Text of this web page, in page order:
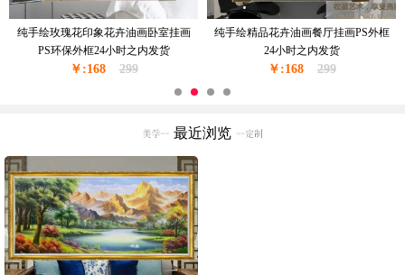
纯手绘玫瑰花印象花卉油画卧室挂画
PS环保外框24小时之内发货
￥:168 299
纯手绘精品花卉油画餐厅挂画PS外框
24小时之内发货
￥:168 299
最近浏览